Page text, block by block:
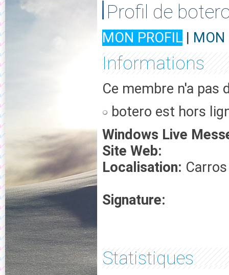
Profil de
MON PROFIL | MON
Informations
Ce membre n'a pas
botero est hors
Windows Live
Site Web:
Localisation: Carros
Signature:
Statistiques